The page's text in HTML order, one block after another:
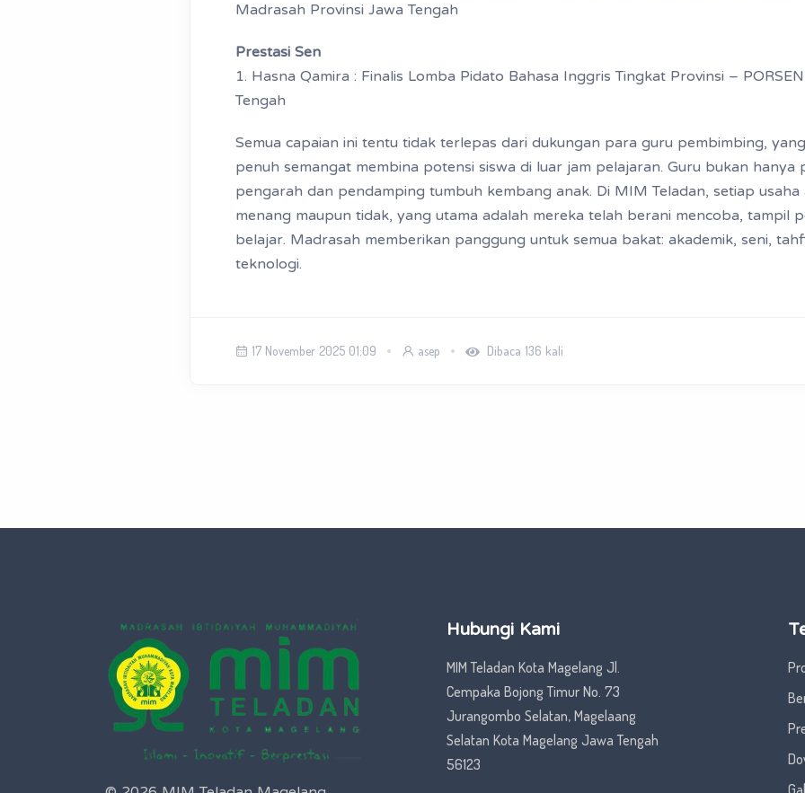
Madrasah Provinsi Jawa Tengah
Prestasi Sen
1. Hasna Qamira : Finalis Lomba Pidato Bahasa Inggris Tingkat Provinsi –
Tengah
Semua capaian ini tentu tidak terlepas dari dukungan para guru pembimbing,
penuh semangat membina potensi siswa di luar jam pelajaran. Guru bukan hanya
pengarah dan pendamping tumbuh kembang anak. Di MIM Teladan, setiap usaha
menang maupun tidak, yang utama adalah mereka telah berani mencoba, tampil
belajar. Madrasah memberikan panggung untuk semua bakat: akademik, seni,
teknologi.
17 November 2025 01:09 asep Dibaca 136 kali
Hubungi Kami
MIM Teladan Kota Magelang Jl.
Cempaka Bojong Timur No. 73
Jurangombo Selatan, Magelaang
Selatan Kota Magelang Jawa Tengah
56123